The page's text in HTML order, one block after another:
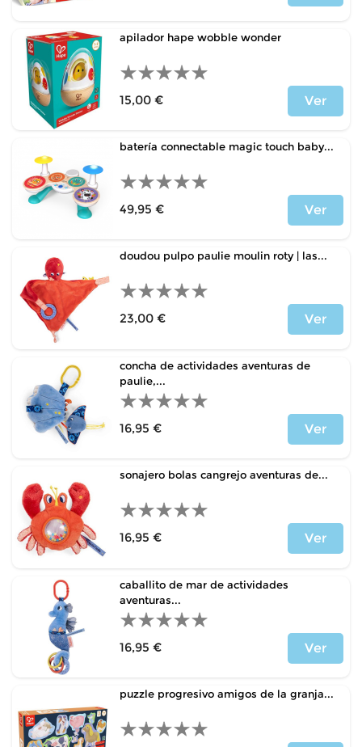
apilador hape wobble wonder
15,00 €
Ver
batería connectable magic touch baby...
49,95 €
Ver
doudou pulpo paulie moulin roty | las...
23,00 €
Ver
concha de actividades aventuras de
paulie,...
16,95 €
Ver
sonajero bolas cangrejo aventuras de...
16,95 €
Ver
caballito de mar de actividades
aventuras...
16,95 €
Ver
puzzle progresivo amigos de la granja...